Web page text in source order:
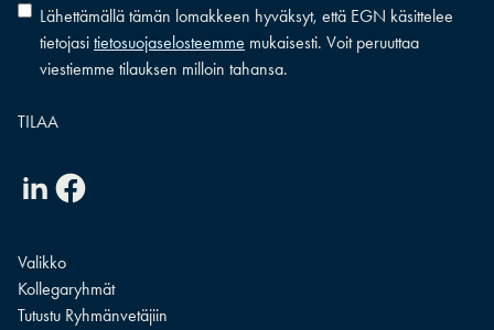
Lähettämällä tämän lomakkeen hyväksyt, että EGN käsittelee
tietojasi tietosuojaselosteemme mukaisesti. Voit peruuttaa
viestiemme tilauksen milloin tahansa.
LinkedinFacebook
Valikko
Kollegaryhmät
Tutustu Ryhmänvetäjiin